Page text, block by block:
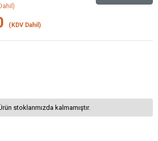
(KDV Dahil)
stoklarımızda kalmamıştır.